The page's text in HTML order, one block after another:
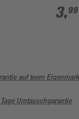
Gr. M
14,3
3,99
auf toom
Umtauschgarantie